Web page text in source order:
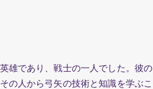
雄であり、戦士の一人でした。彼の
の人から弓矢の技術と知識を学ぶこ